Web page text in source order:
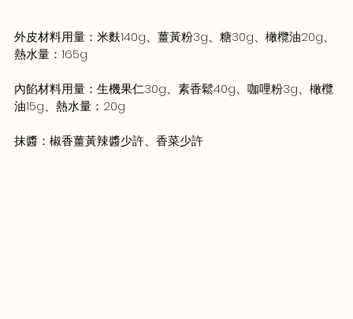
外皮材料用量：米麩140g、薑黃粉3g、糖30g、橄欖油20g、
熱水量：165g
內餡材料用量：生機果仁30g、素香鬆40g、咖哩粉3g、橄欖
油15g、熱水量：20g
抹醬：椒香薑黃辣醬少許、香菜少許